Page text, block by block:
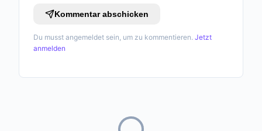
Kommentar abschicken
Du musst angemeldet sein, um zu kommentieren. Jetzt
anmelden